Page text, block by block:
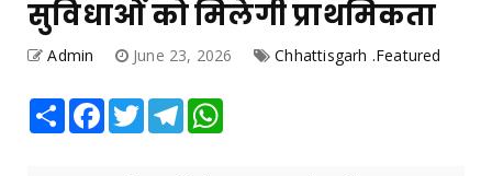
सुविधाओं को मिलेगी प्राथमिकता
Admin June 23, 2026 Chhattisgarh .Featured
Share Facebook
TwitterTelegram